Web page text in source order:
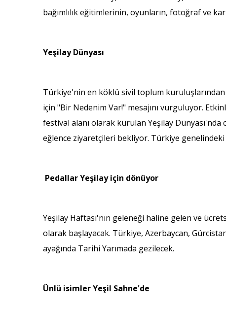
bağımlılık eğitimlerinin, oyunların, fotoğraf ve
Yeşilay Dünyası
Türkiye'nin en köklü sivil toplum kuruluşlarından
için "Bir Nedenim Var!" mesajını vurguluyor.
festival alanı olarak kurulan Yeşilay
eğlence ziyaretçileri bekliyor. Türkiye
Pedallar Yeşilay için dönüyor
Yeşilay Haftası'nın geleneği haline gelen ve
olarak başlayacak. Türkiye, Azerbaycan,
ayağında Tarihi Yarımada gezilecek.
Ünlü isimler Yeşil Sahne'de